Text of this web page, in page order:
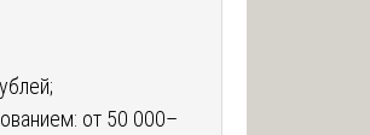
от 50 000–